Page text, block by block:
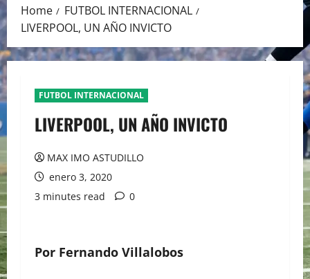
Home
FUTBOL INTERNACIONAL
LIVERPOOL, UN AÑO INVICTO
FUTBOL INTERNACIONAL
LIVERPOOL, UN AÑO INVICTO
MAX IMO ASTUDILLO
enero 3, 2020
3 minutes read
0
Por Fernando Villalobos